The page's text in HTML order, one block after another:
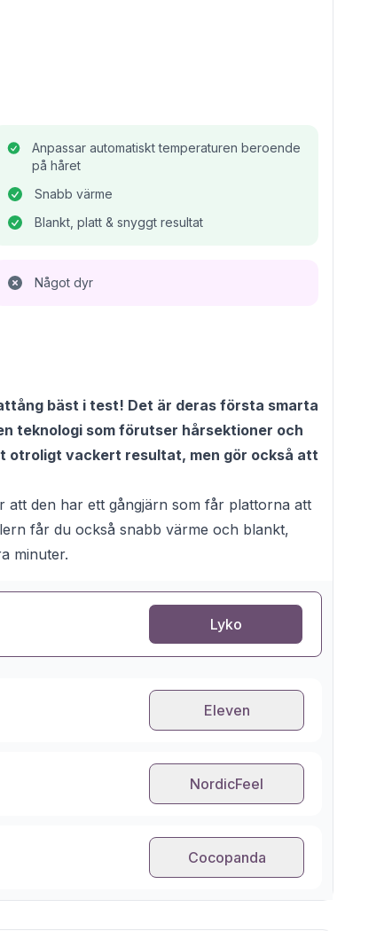
Anpassar automatiskt temperaturen beroende
på håret
Snabb värme
Blankt, platt & snyggt resultat
Något dyr
bäst i test! Det är deras första smarta
teknologi som förutser hårsektioner och
otroligt vackert resultat, men gör också att
att den har ett gångjärn som får plattorna att
får du också snabb värme och blankt,
minuter.
Lyko
Eleven
NordicFeel
Cocopanda